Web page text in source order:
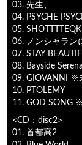
03. 先生、
04. PSYCHE
05.
06. ノンシャラン
07. STAY
08. Bayside
09. GIOVANNI ※
10. PTOLEMY
11. GOD SONG
<CD：disc2>
01. 首都高2